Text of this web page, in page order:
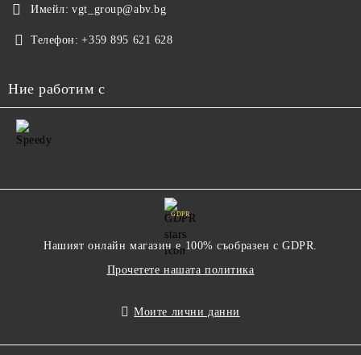
Имейл: vgt_group@abv.bg
Телефон: +359 895 621 628
Ние работим с
GDPR
Нашият онлайн магазин е 100% съобразен с GDPR.
Прочетете нашата политика
Моите лични данни